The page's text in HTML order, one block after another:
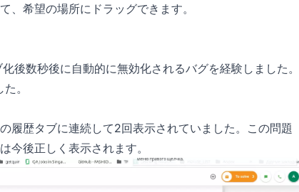
、希望の場所にドラッグできます。
後数秒後に自動的に無効化されるバグを経験しました。
。
履歴タブに連続して2回表示されていました。この問題
今後正しく表示されます。